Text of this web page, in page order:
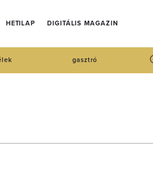
HETILAP DIGITÁLIS MAGAZIN
gasztró